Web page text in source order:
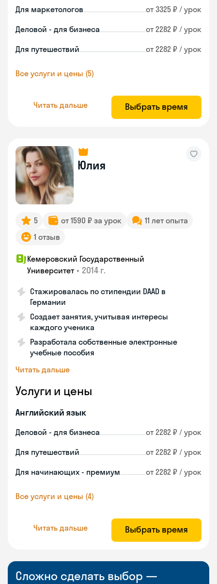
Для маркетологов от 3325 ₽ / урок
Деловой - для бизнеса от 2282 ₽ / урок
Для путешествий от 2282 ₽ / урок
Все услуги и цены (5)
Читать дальше Выбрать время
Юлия
5 от 1590 ₽ за урок
11 лет опыта
1 отзыв
Кемеровский Государственный
Университет • 2014 г.
Стажировалась по стипендии DAAD в
Германии
Создает занятия, учитывая интересы
каждого ученика
Разработала собственные электронные
учебные пособия
Читать дальше
Услуги и цены
Английский язык
Деловой - для бизнеса от 2282 ₽ / урок
Для путешествий от 2282 ₽ / урок
Для начинающих - премиум от 2282 ₽ / урок
Все услуги и цены (4)
Читать дальше Выбрать время
Сложно сделать выбор —